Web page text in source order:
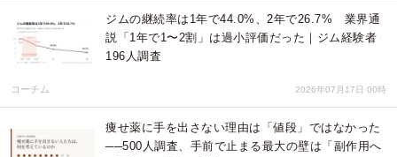
ジムの継続率は1年で44.0%、2年で26.7% 業界通
説「1年で1〜2割」は過小評価だった｜ジム経験者
196人調査
コーチム 2026年07月17日 00時
痩せ薬に手を出さない理由は「値段」ではなかった
──500人調査、手前で止まる最大の壁は「副作用へ